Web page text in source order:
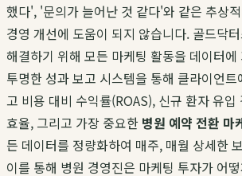
했다', '문의가 늘어난 것 같다'와 같은 추상
경영 개선에 도움이 되지 않습니다. 골드닥
해결하기 위해 모든 마케팅 활동을 데이터
투명한 성과 보고 시스템을 통해 클라이언
고 비용 대비 수익률(ROAS), 신규 환자 유입
효율, 그리고 가장 중요한 병원 예약 전환 마
든 데이터를 정량화하여 매주, 매월 상세한
이를 통해 병원 경영진은 마케팅 투자가 어